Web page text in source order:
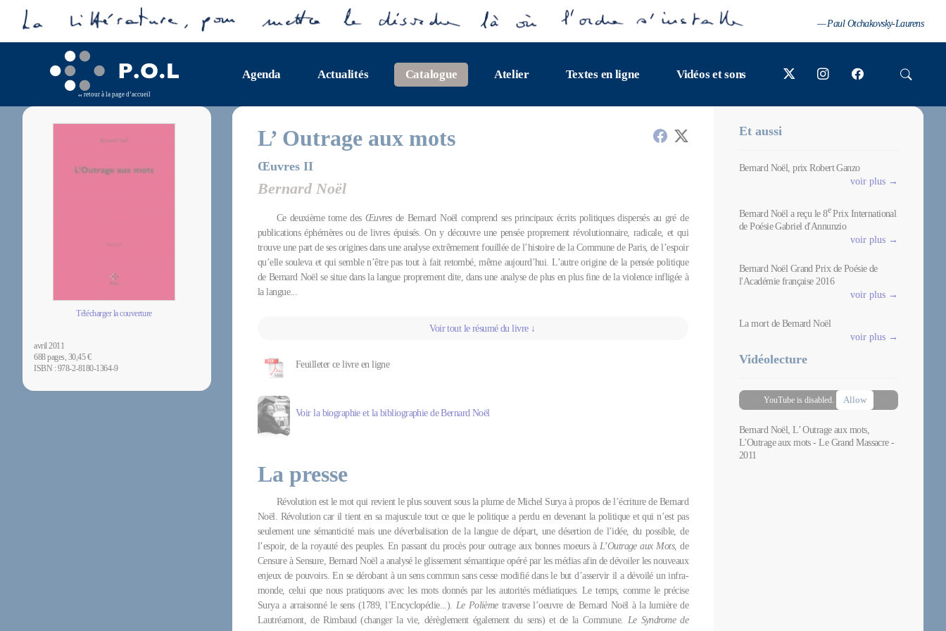
— Paul Otchakovsky-Laurens
retour à la page d’accueil
Agenda Actualités Catalogue Atelier Textes en ligne Vidéos et sons
Télécharger la couverture
avril 2011
688 pages, 30,45 €
ISBN : 978-2-8180-1364-9
L’ Outrage aux mots
Œuvres II
Bernard Noël
Ce deuxième tome des Œuvresde Bernard Noël comprend ses principaux écrits politiques dispersés au gré de
publications éphémères ou de livres épuisés. On y découvre une pensée proprement révolutionnaire, radicale, et qui
trouve une part de ses origines dans une analyse extrêmement fouillée de l’histoire de la Commune de Paris, de l’espoir
qu’elle souleva et qui semble n’être pas tout à fait retombé, même aujourd’hui. L’autre origine de la pensée politique
de Bernard Noël se situe dans la langue proprement dite, dans une analyse de plus en plus fine de la violence infligée à
la langue...
Voir tout le résumé du livre ↓
Feuilleter ce livre en ligne
Voir la biographie et la bibliographie de Bernard Noël
La presse
Révolution est le mot qui revient le plus souvent sous la plume de Michel Surya à propos de l’écriture de Bernard
Noël. Révolution car il tient en sa majuscule tout ce que le politique a perdu en devenant la politique et qui n’est pas
seulement une sémanticité mais une déverbalisation de la langue de départ, une désertion de l’idée, du possible, de
l’espoir, de la royauté des peuples. En passant du procès pour outrage aux bonnes moeurs à L’Outrage aux Mots, de
Censure à Sensure, Bernard Noël a analysé le glissement sémantique opéré par les médias afin de dévoiler les nouveaux
enjeux de pouvoirs. En se dérobant à un sens commun sans cesse modifié dans le but d’asservir il a dévoilé un infra-
monde, celui que nous pratiquons avec les mots donnés par les autorités médiatiques. Le temps, comme le précise
Surya a arraisonné le sens (1789, l’Encyclopédie...). Le Polièmetraverse l’oeuvre de Bernard Noël à la lumière de
Lautréamont, de Rimbaud (changer la vie, dérèglement également du sens) et de la Commune. Le Syndrome de
Et aussi
Bernard Noël, prix Robert Ganzo
voir plus →
Bernard Noël a reçu le 8ePrix International
de Poésie Gabriel d'Annunzio
voir plus →
Bernard Noël Grand Prix de Poésie de
l'Académie française 2016
voir plus →
La mort de Bernard Noël
voir plus →
Vidéolecture
YouTube is disabled. Allow
Bernard Noël, L’ Outrage aux mots,
L'Outrage aux mots - Le Grand Massacre -
2011